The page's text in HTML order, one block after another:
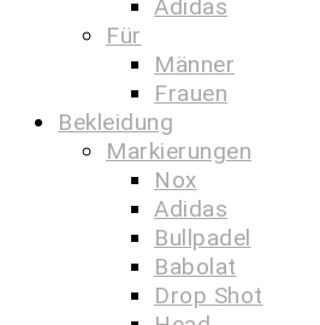
Adidas
Für
Männer
Frauen
Bekleidung
Markierungen
Nox
Adidas
Bullpadel
Babolat
Drop Shot